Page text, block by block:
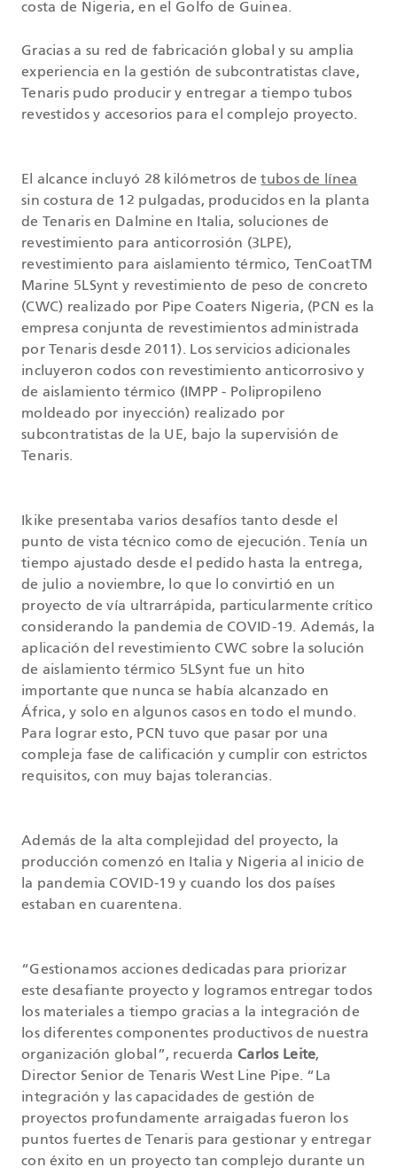
costa de Nigeria, en el Golfo de Guinea.
Gracias a su red de fabricación global y su amplia
experiencia en la gestión de subcontratistas clave,
Tenaris pudo producir y entregar a tiempo tubos
revestidos y accesorios para el complejo proyecto.
El alcance incluyó 28 kilómetros detubos de línea
sin costura de 12 pulgadas, producidos en la planta
de Tenaris en Dalmine en Italia, soluciones de
revestimiento para anticorrosión (3LPE),
revestimiento para aislamiento térmico, TenCoatTM
Marine 5LSynt y revestimiento de peso de concreto
(CWC) realizado por Pipe Coaters Nigeria, (PCN es la
empresa conjunta de revestimientos administrada
por Tenaris desde 2011). Los servicios adicionales
incluyeron codos con revestimiento anticorrosivo y
de aislamiento térmico (IMPP - Polipropileno
moldeado por inyección) realizado por
subcontratistas de la UE, bajo la supervisión de
Tenaris.
Ikike presentaba varios desafíos tanto desde el
punto de vista técnico como de ejecución. Tenía un
tiempo ajustado desde el pedido hasta la entrega,
de julio a noviembre, lo que lo convirtió en un
proyecto de vía ultrarrápida, particularmente crítico
considerando la pandemia de COVID-19. Además, la
aplicación del revestimiento CWC sobre la solución
de aislamiento térmico 5LSynt fue un hito
importante que nunca se había alcanzado en
África, y solo en algunos casos en todo el mundo.
Para lograr esto, PCN tuvo que pasar por una
compleja fase de calificación y cumplir con estrictos
requisitos, con muy bajas tolerancias.
Además de la alta complejidad del proyecto, la
producción comenzó en Italia y Nigeria al inicio de
la pandemia COVID-19 y cuando los dos países
estaban en cuarentena.
“Gestionamos acciones dedicadas para priorizar
este desafiante proyecto y logramos entregar todos
los materiales a tiempo gracias a la integración de
los diferentes componentes productivos de nuestra
organización global”, recuerda Carlos Leite,
Director Senior de Tenaris West Line Pipe. “La
integración y las capacidades de gestión de
proyectos profundamente arraigadas fueron los
puntos fuertes de Tenaris para gestionar y entregar
con éxito en un proyecto tan complejo durante un